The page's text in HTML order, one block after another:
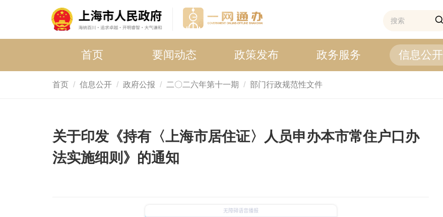
首页 要闻动态 政策发布 政务服务 信息公开
首页 信息公开 政府公报 二〇二六年第十一期 部门行政规范性文件
关于印发《持有〈上海市居住证〉人员申办本市常住户口办
法实施细则》的通知